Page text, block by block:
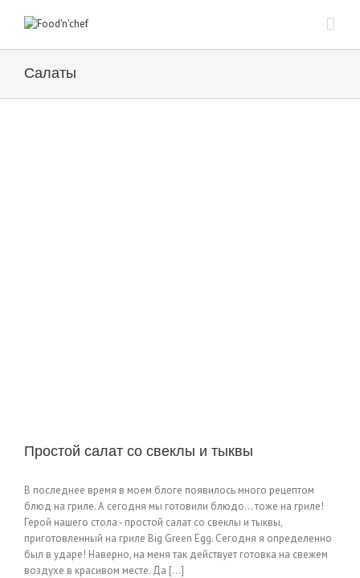
Салаты
Простой салат со свеклы и тыквы
В последнее время в моем блоге появилось много рецептом
блюд на гриле. А сегодня мы готовили блюдо… тоже на гриле!
Герой нашего стола - простой салат со свеклы и тыквы,
приготовленный на гриле Big Green Egg. Сегодня я определенно
был в ударе! Наверно, на меня так действует готовка на свежем
воздухе в красивом месте. Да [...]